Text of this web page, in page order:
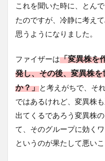
これを聞いた時に、とん
たのですが、冷静に考え
思うようになりました。
ファイザーは「変異株を
発し、その後、変異株
か？」と考えがちで、そ
ではあるけれど、変異株
出てくるであろう変異株
て、そのグループに効く
というのが果たして悪いこ